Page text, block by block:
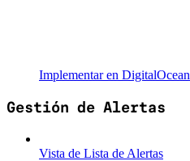
Implementar en DigitalOcean
Gestión de Alertas
Vista de Lista de Alertas